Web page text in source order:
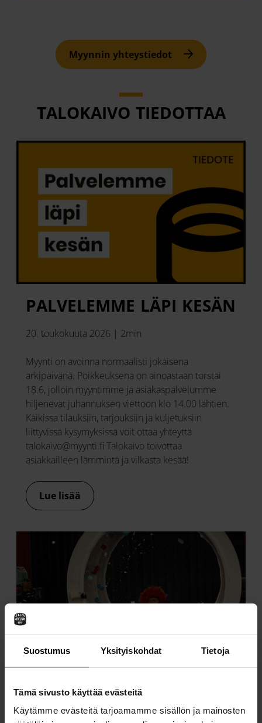
Suostumus Yksityiskohdat Tietoja
Tämä sivusto käyttää evästeitä
Käytämme evästeitä tarjoamamme sisällön ja mainosten
Myynnin yhteystiedot
TALOKAIVO TIEDOTTAA
PALVELEMME LÄPI KESÄN
20. toukokuuta 2026 | 2min
Myynti on avoinna normaalisti jokaisena
arkipäivänä. Poikkeuksena on ainoastaan torstai
18.6, jolloin myyntimme ja asiakaspalvelumme
hiljenevät juhannuksen viettoon klo 14.00 lähtien.
Kaikissa tilauksiin, tarjouksiin ja kuljetuksiin
liittyvissä kysymyksissä voit ottaa yhteyttä
talokaivo@myynti.fi Talokaivo toivottaa
asiakkailleen lämmintä ja vilkasta kesää!
Lue lisää
TALOKAIVO JA DUUDSONIT
VALMISTIVAT MAAILMAN
ENSIMMÄISEN IHMISPESUKONEEN